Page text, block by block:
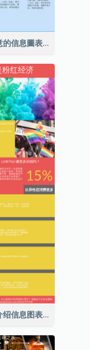
如何有創意的信息圖表
粉红经济介绍信息图表